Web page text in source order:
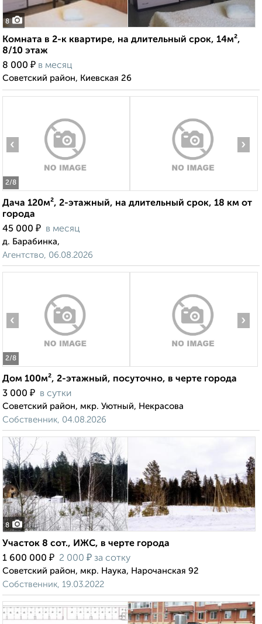
8
Комната в 2-к квартире, на длительный срок, 14м²,
8/10 этаж
8 000 ₽ в месяц
Советский район, Киевская 26
2/8
‹ ›
Дача 120м², 2-этажный, на длительный срок, 18 км от
города
45 000 ₽ в месяц
д. Барабинка,
Агентство, 06.08.2026
2/8
‹ ›
Дом 100м², 2-этажный, посуточно, в черте города
3 000 ₽ в сутки
Советский район, мкр. Уютный, Некрасова
Собственник, 04.08.2026
8
Участок 8 сот., ИЖС, в черте города
1 600 000 ₽ 2 000 ₽ за сотку
Советский район, мкр. Наука, Нарочанская 92
Собственник, 19.03.2022